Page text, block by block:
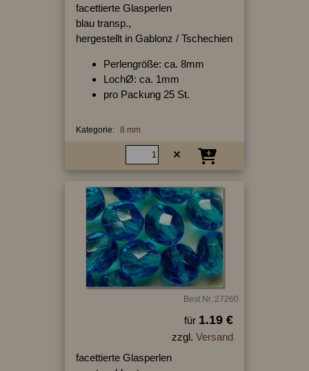
facettierte Glasperlen
blau transp.,
hergestellt in Gablonz / Tschechien
Perlengröße: ca. 8mm
LochØ: ca. 1mm
pro Packung 25 St.
Kategorie: 8 mm
Best.Nr.:27260
für 1.19 €
zzgl. Versand
facettierte Glasperlen